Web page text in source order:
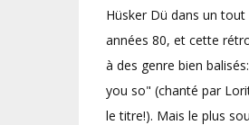
Hüsker Dü dans un
années 80, et cette
à des genre bien
you so" (chanté par
le titre!). Mais le plus